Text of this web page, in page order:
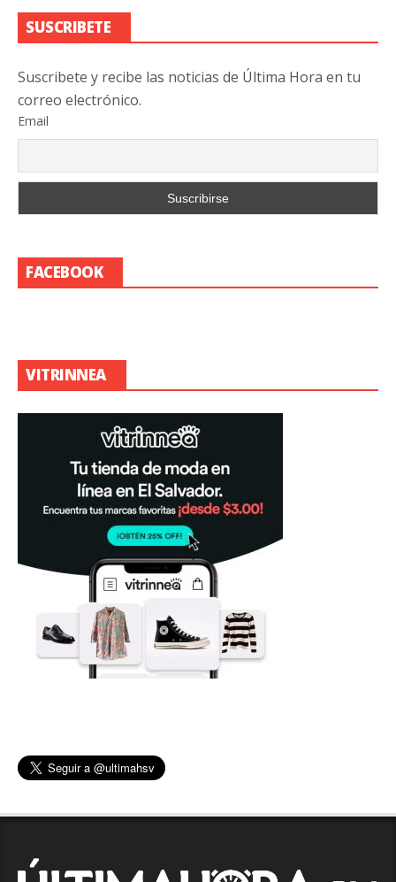
SUSCRIBETE
Suscribete y recibe las noticias de Última Hora en tu
correo electrónico.
Email
FACEBOOK
VITRINNEA